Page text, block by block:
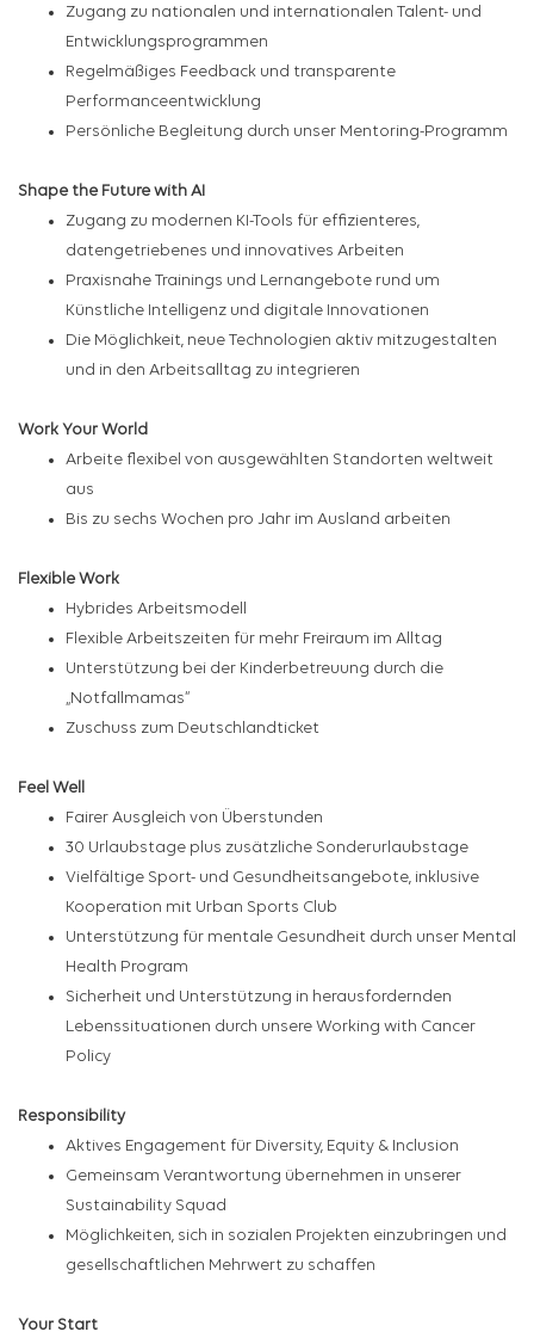
Zugang zu nationalen und internationalen Talent- und
Entwicklungsprogrammen
Regelmäßiges Feedback und transparente
Performanceentwicklung
Persönliche Begleitung durch unser Mentoring-Programm
Shape the Future with AI
Zugang zu modernen KI-Tools für effizienteres,
datengetriebenes und innovatives Arbeiten
Praxisnahe Trainings und Lernangebote rund um
Künstliche Intelligenz und digitale Innovationen
Die Möglichkeit, neue Technologien aktiv mitzugestalten
und in den Arbeitsalltag zu integrieren
Work Your World
Arbeite flexibel von ausgewählten Standorten weltweit
aus
Bis zu sechs Wochen pro Jahr im Ausland arbeiten
Flexible Work
Hybrides Arbeitsmodell
Flexible Arbeitszeiten für mehr Freiraum im Alltag
Unterstützung bei der Kinderbetreuung durch die
„Notfallmamas“
Zuschuss zum Deutschlandticket
Feel Well
Fairer Ausgleich von Überstunden
30 Urlaubstage plus zusätzliche Sonderurlaubstage
Vielfältige Sport- und Gesundheitsangebote, inklusive
Kooperation mit Urban Sports Club
Unterstützung für mentale Gesundheit durch unser Mental
Health Program
Sicherheit und Unterstützung in herausfordernden
Lebenssituationen durch unsere Working with Cancer
Policy
Responsibility
Aktives Engagement für Diversity, Equity & Inclusion
Gemeinsam Verantwortung übernehmen in unserer
Sustainability Squad
Möglichkeiten, sich in sozialen Projekten einzubringen und
gesellschaftlichen Mehrwert zu schaffen
Your Start